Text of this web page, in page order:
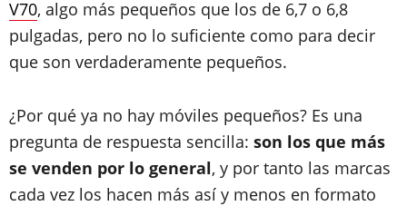
V70, algo más pequeños que los de 6,7 o 6,8
pulgadas, pero no lo suficiente como para decir
que son verdaderamente pequeños.
¿Por qué ya no hay móviles pequeños? Es una
pregunta de respuesta sencilla: son los que más
se venden por lo general, y por tanto las marcas
cada vez los hacen más así y menos en formato